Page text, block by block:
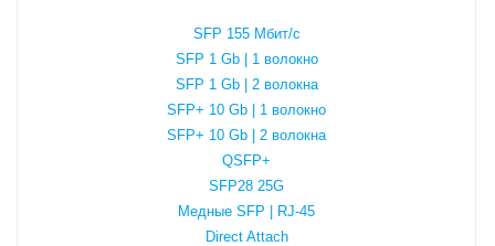
SFP 155 Мбит/с
SFP 1 Gb | 1 волокно
SFP 1 Gb | 2 волокна
SFP+ 10 Gb | 1 волокно
SFP+ 10 Gb | 2 волокна
QSFP+
SFP28 25G
Медные SFP | RJ-45
Direct Attach